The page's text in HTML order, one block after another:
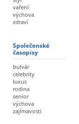
vaření
výchova
zdraví
Společenské
časopisy
bulvár
celebrity
luxus
rodina
senior
výchova
zajímavosti